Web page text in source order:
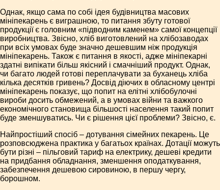
Однак, якщо сама по собі ідея будівництва масових
мініпекарень є виграшною, то питання збуту готової
продукції є головним «підводним каменем» самої концепції
виробництва. Звісно, хліб виготовлений на хлібозаводах
при всіх умовах буде значно дешевшим ніж продукція
мініпекарень. Також є питання в якості, адже мініпекарні
здатні випікати більш якісний і смачніший продукт. Однак,
чи багато людей готові переплачувати за буханець хліба
кілька десятків гривень? Досвід діючих в обласному центрі
мініпекарень показує, що попит на елітні хлібобулочні
вироби досить обмежений, а в умовах війни та важкого
економічного становища більшості населення такий попит
буде зменшуватись. Чи є рішення цієї проблеми? Звісно, є.
Найпростіший спосіб – дотування сімейних пекарень. Це
розповсюджена практика у багатьох країнах. Дотації можуть
бути різні – пільговий тариф на електрику, дешеві кредити
на придбання обладнання, зменшення оподаткування,
забезпечення дешевою сировиною, в першу чергу,
борошном.